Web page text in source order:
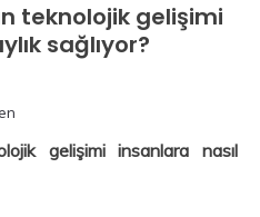
teknolojik gelişimi
sağlıyor?
gelişimi insanlara nasıl